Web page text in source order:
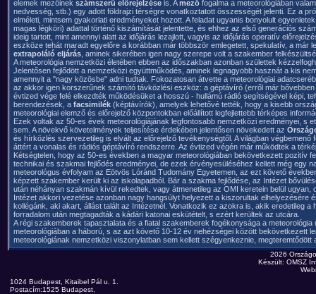
elemek mezőinek számszerű előrejelzése is. Amező fogalma a meteorológiában
nedvesség, stb.) egy adott földrajzi térségre vonatkoztatott összességét jelenti. Ez a
elméleti, mintsem gyakorlati eredményeket hozott. A feladat ugyanis bonyolult
magas légköri) adattal történő kiszámítását jelentette, és ehhez az első generációs
ideig tartott, mint amennyi alatt az időjárás lezajlott, vagyis az időjárás operatív
eszköze tehát maradt egyelőre a korábban már többször emlegetett, spekulatív, a már
extrapoláló eljárás , aminek sikerében igen nagy szerepe volt a szakember
A meteorológia nemzetközi életében ebben az időszakban azonban születtek
Jelentősen fejlődött a nemzetközi együttműködés, aminek legnagyobb hasznát a kis
amennyit a "nagy közösbe" adni tudtak. Fokozatosan átvette a meteorológiai
az akkor igen korszerűnek számító távközlési eszköz: a géptávíró (erről már
évtized vége felé elkezdték működésüket a hosszú - hullámú rádió segítségével képi,
berendezések, a facsimilék (képtávírók), amelyek lehetővé tették, hogy a kisebb
meteorológiai elemző és előrejelző központokban előállított legfejlettebb térképes
Ezek voltak az 50-es évek meteorológiájának legfontosabb nemzetközi eredményei, s
sem. A növekvő követelmények teljesítése érdekében jelentősen növekedett az
és hírközlés szervezetileg is elvált az előrejelző tevékenységtől. A világban
áttért a vonalas és rádiós géptávíró rendszerre. Az évtized végén már működtek a
Kétségtelen, hogy az 50-es években a magyar meteorológiában bekövetkezett pozitív
technikai és szakmai fejlődés eredményei, de ezek érvényesüléséhez kellett még egy
meteorológus évfolyam az Eötvös Lóránd Tudomány Egyetemen, az ezt követő
képzett szakember került ki az iskolapadból. Bár a szakma fejlődése, az Intézet
után néhányan szakmán kívül rekedtek, vagy átmenetileg az OMI keretein belül
Intézet akkori vezetése azonban nagy hangsúlyt helyezett a kiszorultak elhelyezésére
kollégánk, aki akart, állást talált az Intézetnél. Vonatkozik ez azokra is, akik eredetileg
forradalom után megtagadták a kádári katonai eskütételt, s ezért kerültek az utcára.
A régi szakemberek tapasztalata és a fiatal szakemberek fogékonysága a
meteorológiában a háború, s az azt követő 10-12 év nehézségei között bekövetkezett
meteorológiának nemzetközi viszonylatban sem kellett szégyenkeznie,
2026
Készült: OMSZ
1024 Budapest, Kitaibel Pál u. 1.
Postacím:1525 Budapest,